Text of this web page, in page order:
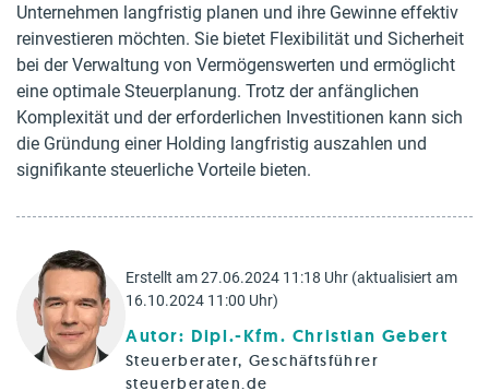
Unternehmen langfristig planen und ihre Gewinne effektiv
reinvestieren möchten. Sie bietet Flexibilität und Sicherheit
bei der Verwaltung von Vermögenswerten und ermöglicht
eine optimale Steuerplanung. Trotz der anfänglichen
Komplexität und der erforderlichen Investitionen kann sich
die Gründung einer Holding langfristig auszahlen und
signifikante steuerliche Vorteile bieten.
Erstellt am 27.06.2024 11:18 Uhr (aktualisiert am
16.10.2024 11:00 Uhr)
Autor: Dipl.-Kfm. Christian Gebert
Steuerberater, Geschäftsführer
steuerberaten.de